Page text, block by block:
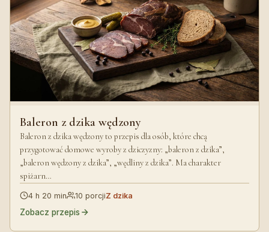
Baleron z dzika wędzony
Baleron z dzika wędzony to przepis dla osób, które chcą
przygotować domowe wyroby z dziczyzny: „baleron z dzika”,
„baleron wędzony z dzika”, „wędliny z dzika”. Ma charakter
spiżarn…
4 h 20 min 10 porcjiZ dzika
Zobacz przepis